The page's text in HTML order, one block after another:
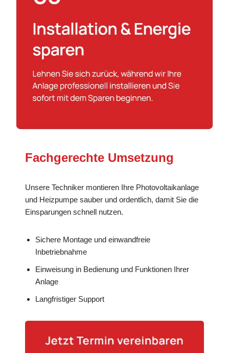
Fachgerechte Umsetzung
Unsere Techniker montieren Ihre Photovoltaikanlage
und Heizpumpe sauber und ordentlich, damit Sie die
Einsparungen schnell nutzen.
Sichere Montage und einwandfreie
Inbetriebnahme
Einweisung in Bedienung und Funktionen Ihrer
Anlage
Langfristiger Support